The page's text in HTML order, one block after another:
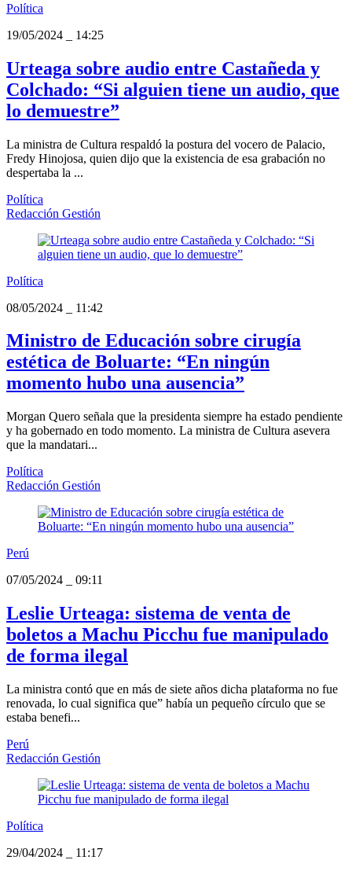
Política
19/05/2024
14:25
Urteaga sobre audio entre Castañeda y
Colchado: “Si alguien tiene un audio, que
lo demuestre”
La ministra de Cultura respaldó la postura del vocero de Palacio,
Fredy Hinojosa, quien dijo que la existencia de esa grabación no
despertaba la ...
Política
Redacción Gestión
Política
08/05/2024
11:42
Ministro de Educación sobre cirugía
estética de Boluarte: “En ningún
momento hubo una ausencia”
Morgan Quero señala que la presidenta siempre ha estado pendiente
y ha gobernado en todo momento. La ministra de Cultura asevera
que la mandatari...
Política
Redacción Gestión
Perú
07/05/2024
09:11
Leslie Urteaga: sistema de venta de
boletos a Machu Picchu fue manipulado
de forma ilegal
La ministra contó que en más de siete años dicha plataforma no fue
renovada, lo cual significa que” había un pequeño círculo que se
estaba benefi...
Perú
Redacción Gestión
Política
29/04/2024
11:17